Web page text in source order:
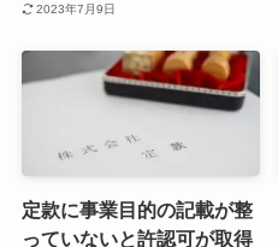
2023年7月9日
定款に事業目的の記載が整
っていないと許認可が取得